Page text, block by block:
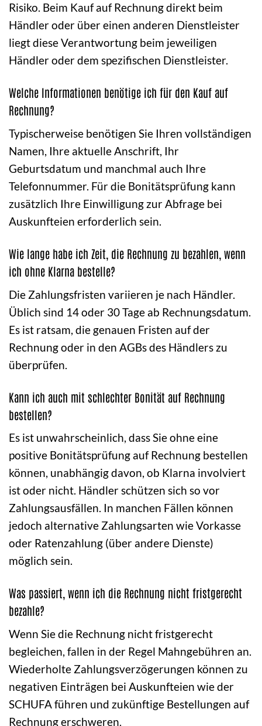
Risiko. Beim Kauf auf Rechnung direkt beim
Händler oder über einen anderen Dienstleister
liegt diese Verantwortung beim jeweiligen
Händler oder dem spezifischen Dienstleister.
Welche Informationen benötige ich für den Kauf auf
Rechnung?
Typischerweise benötigen Sie Ihren vollständigen
Namen, Ihre aktuelle Anschrift, Ihr
Geburtsdatum und manchmal auch Ihre
Telefonnummer. Für die Bonitätsprüfung kann
zusätzlich Ihre Einwilligung zur Abfrage bei
Auskunfteien erforderlich sein.
Wie lange habe ich Zeit, die Rechnung zu bezahlen, wenn
ich ohne Klarna bestelle?
Die Zahlungsfristen variieren je nach Händler.
Üblich sind 14 oder 30 Tage ab Rechnungsdatum.
Es ist ratsam, die genauen Fristen auf der
Rechnung oder in den AGBs des Händlers zu
überprüfen.
Kann ich auch mit schlechter Bonität auf Rechnung
bestellen?
Es ist unwahrscheinlich, dass Sie ohne eine
positive Bonitätsprüfung auf Rechnung bestellen
können, unabhängig davon, ob Klarna involviert
ist oder nicht. Händler schützen sich so vor
Zahlungsausfällen. In manchen Fällen können
jedoch alternative Zahlungsarten wie Vorkasse
oder Ratenzahlung (über andere Dienste)
möglich sein.
Was passiert, wenn ich die Rechnung nicht fristgerecht
bezahle?
Wenn Sie die Rechnung nicht fristgerecht
begleichen, fallen in der Regel Mahngebühren an.
Wiederholte Zahlungsverzögerungen können zu
negativen Einträgen bei Auskunfteien wie der
SCHUFA führen und zukünftige Bestellungen auf
Rechnung erschweren.